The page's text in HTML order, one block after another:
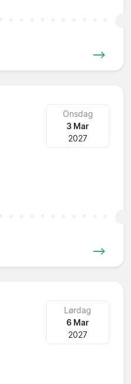
Onsdag
3 Mar
2027
Lørdag
6 Mar
2027